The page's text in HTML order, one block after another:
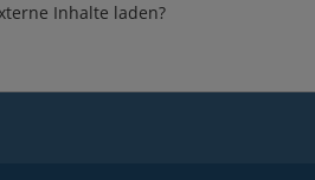
Inhalte laden?